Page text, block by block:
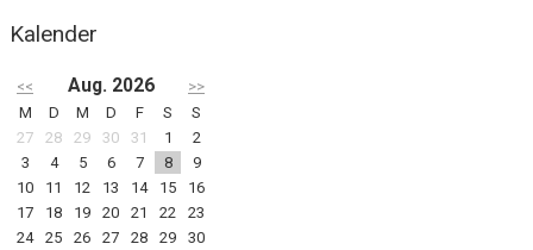
Kalender
<< Aug. 2026
>>
M
D M D F S
S
27
28 29 30 31 1
2
3
4 5 6 7 8
9
10
11 12 13 14 15
16
17
18 19 20 21 22
23
24
25 26 27 28 29 30